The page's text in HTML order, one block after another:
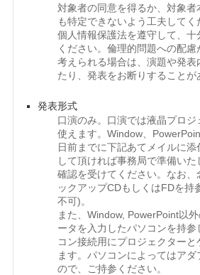
対象者の同意を得るか、対象
も特定できないよう工夫してく
個人情報保護法を遵守して、十
ください。倫理的問題への配慮
考えられる場合は、演題や発表
たり、発表をお断りすることが
発表形式
口演のみ。口演では液晶プロ
使えます。Window、
日前までに下記あてメイルに
して頂ければ事務局で準備い
確認を受けてください。なお
ックアップCDもしくはFDを持
不可)。
また、Window, PowerPoint以
ータを入力したパソコンを持参
コン接続用にプロジェクターと
ます。パソコンによってはア
ので、ご持参ください。